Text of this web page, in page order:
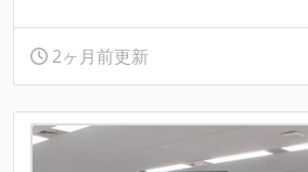
2ヶ月前更新